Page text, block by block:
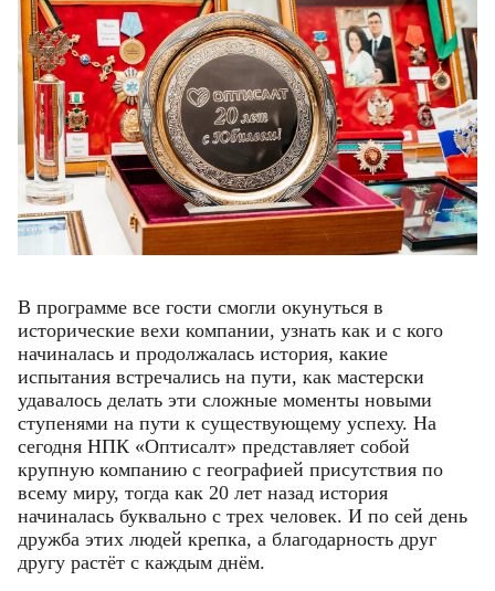
В программе все гости смогли окунуться в
исторические вехи компании, узнать как и с кого
начиналась и продолжалась история, какие
испытания встречались на пути, как мастерски
удавалось делать эти сложные моменты новыми
ступенями на пути к существующему успеху. На
сегодня НПК «Оптисалт» представляет собой
крупную компанию с географией присутствия по
всему миру, тогда как 20 лет назад история
начиналась буквально с трех человек. И по сей день
дружба этих людей крепка, а благодарность друг
другу растёт с каждым днём.
Email
Телефон
Код подтверждения
Введите корректное значение
Email
Введите корректное значение
Пароль
Ваш город
Фамилия
Имя
Телефон
Фамилия
Имя
Телефон